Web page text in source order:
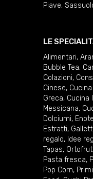
Piave,
LE
Alimentari,
Bubble Tea,
Colazioni,
Cinese,
Greca, Cucina
Messicana,
Dolciumi,
Estratti,
regalo, Idee
Tapas,
Pasta fresca,
Pop Corn,